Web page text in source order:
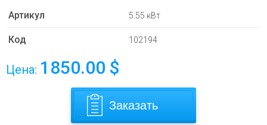
Артикул 5.55 кВт
Код 102194
Цена: 1850.00 $
Заказать